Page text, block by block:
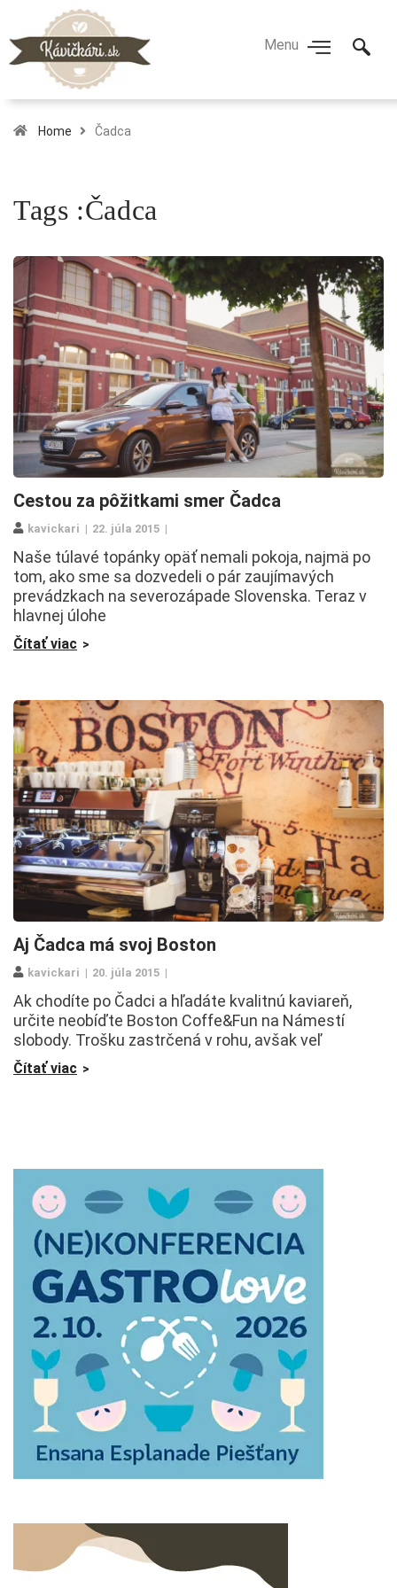
Home Čadca
Tags :Čadca
Cestou za pôžitkami smer Čadca
kavickari 22. júla 2015
Naše túlavé topánky opäť nemali pokoja, najmä po
tom, ako sme sa dozvedeli o pár zaujímavých
prevádzkach na severozápade Slovenska. Teraz v
hlavnej úlohe
Čítať viac
Aj Čadca má svoj Boston
kavickari 20. júla 2015
Ak chodíte po Čadci a hľadáte kvalitnú kaviareň,
určite neobíďte Boston Coffe&Fun na Námestí
slobody. Trošku zastrčená v rohu, avšak veľ
Čítať viac